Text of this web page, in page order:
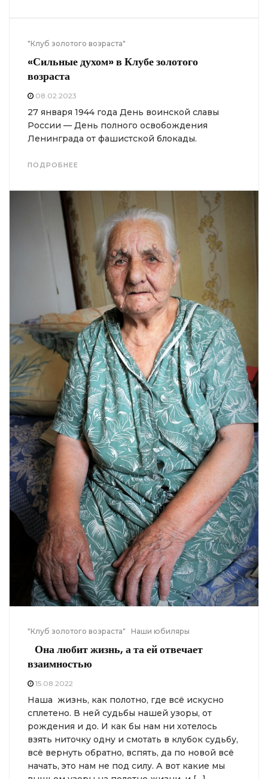
"Клуб золотого возраста"
«Сильные духом» в Клубе золотого
возраста
08.02.2023
27 января 1944 года День воинской славы
России — День полного освобождения
Ленинграда от фашистской блокады.
ПОДРОБНЕЕ
"Клуб золотого возраста" Наши юбиляры
Она любит жизнь, а та ей отвечает
взаимностью
15.08.2022
Наша жизнь, как полотно, где всё искусно
сплетено. В ней судьбы нашей узоры, от
рождения и до. И как бы нам ни хотелось
взять ниточку одну и смотать в клубок судьбу,
всё вернуть обратно, вспять, да по новой всё
начать, это нам не под силу. А вот какие мы